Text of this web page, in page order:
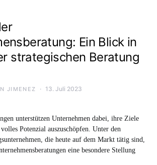
Ein Blick in
strategischen Beratung
JIMENEZ 13. Juli 2023
unterstützen Unternehmen dabei, ihre Ziele
Potenzial auszuschöpfen. Unter den
die heute auf dem Markt tätig sind,
eine besondere Stellung